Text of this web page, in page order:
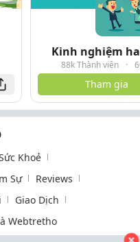
Kinh nghiệm
88k Thành viên ·
Tham gia
Khoẻ
Sự
Reviews
Giao Dịch
Webtretho